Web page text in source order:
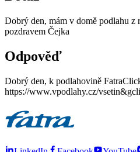
Dobrý den, mám v domě podlahu z
pozdravem Čejka
Odpověď
Dobrý den, k podlahovině
https://www.vpodlahy.cz/